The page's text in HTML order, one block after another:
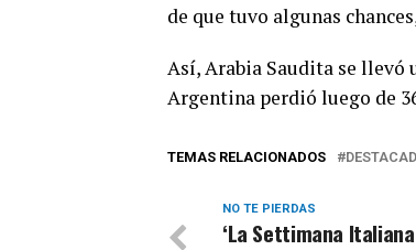
de que tuvo algunas
Así, Arabia Saudita se
Argentina perdió luego de
TEMAS RELACIONADOS
NO TE PIERDAS
‘La Settimana